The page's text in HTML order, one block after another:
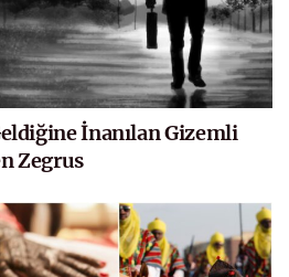
İnanılan Gizemli
Zegrus